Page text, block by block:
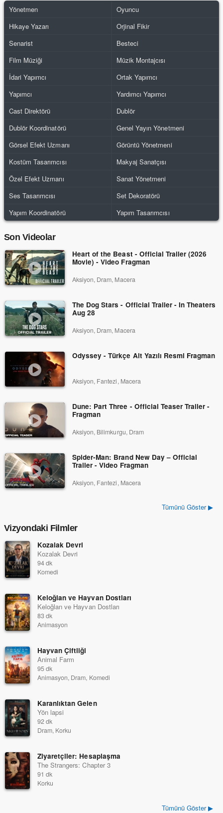
Yönetmen
Oyuncu
Hikaye Yazarı
Orjinal Fikir
Senarist
Besteci
Film Müziği
Müzik Montajcısı
İdari Yapımcı
Ortak Yapımcı
Yapımcı
Yardımcı Yapımcı
Cast Direktörü
Dublör
Dublör Koordinatörü
Genel Yayın Yönetmeni
Görsel Efekt Uzmanı
Görüntü Yönetmeni
Kostüm Tasarımcısı
Makyaj Sanatçısı
Özel Efekt Uzmanı
Sanat Yönetmeni
Ses Tasarımcısı
Set Dekoratörü
Yapım Koordinatörü
Yapım Tasarımcısı
Son Videolar
Heart of the Beast - Official Trailer (2026
Movie) - Video Fragman
Aksiyon, Dram, Macera
The Dog Stars - Official Trailer - In Theaters
Aug 28
Aksiyon, Dram, Macera
Odyssey - Türkçe Alt Yazılı Resmi Fragman
Aksiyon, Fantezi, Macera
Dune: Part Three - Official Teaser Trailer -
Fragman
Aksiyon, Bilimkurgu, Dram
Spider-Man: Brand New Day – Official
Trailer - Video Fragman
Aksiyon, Fantezi, Macera
Tümünü Göster ▶
Vizyondaki Filmler
Kozalak Devri
Kozalak Devri
94 dk
Komedi
Keloğlan ve Hayvan Dostları
Keloğlan ve Hayvan Dostları
83 dk
Animasyon
Hayvan Çiftliği
Animal Farm
95 dk
Animasyon, Dram, Komedi
Karanlıktan Gelen
Yön lapsi
92 dk
Dram, Korku
Ziyaretçiler: Hesaplaşma
The Strangers: Chapter 3
91 dk
Korku
Tümünü Göster ▶